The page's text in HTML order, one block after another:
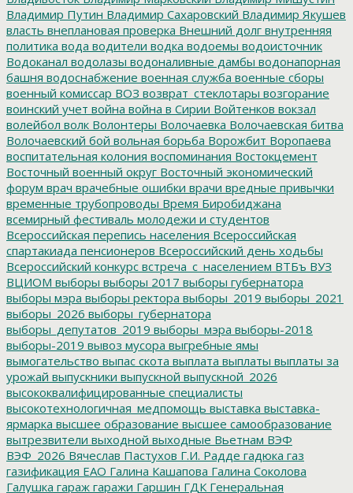
Владимир Путин Владимир Сахаровский Владимир Якушев
власть внеплановая проверка Внешний долг внутренняя
политика вода водители водка водоемы водоисточник
Водоканал водолазы водоналивные дамбы водонапорная
башня водоснабжение военная служба военные сборы
военный комиссар ВОЗ возврат_стеклотары возгорание
воинский учет война война в Сирии Войтенков вокзал
волейбол волк Волонтеры Волочаевка Волочаевская битва
Волочаевский бой вольная борьба Ворожбит Воропаева
воспитательная колония воспоминания Востокцемент
Восточный военный округ Восточный экономический
форум врач врачебные ошибки врачи вредные привычки
временные трубопроводы Время Биробиджана
всемирный фестиваль молодежи и студентов
Всероссийская перепись населения Всероссийская
спартакиада пенсионеров Всероссийский день ходьбы
Всероссийский конкурс встреча_с_населением ВТБъ ВУЗ
ВЦИОМ выборы выборы 2017 выборы губернатора
выборы мэра выборы ректора выборы_2019 выборы_2021
выборы_2026 выборы_губернатора
выборы_депутатов_2019 выборы_мэра выборы-2018
выборы-2019 вывоз мусора выгребные ямы
вымогательство выпас скота выплата выплаты выплаты за
урожай выпускники выпускной выпускной_2026
высококвалифицированные специалисты
высокотехнологичная_медпомощь выставка выставка-
ярмарка высшее образование высшее самообразование
вытрезвители выходной выходные Вьетнам ВЭФ
ВЭФ_2026 Вячеслав Пастухов Г.И. Радде гадюка газ
газификация ЕАО Галина Кашапова Галина Соколова
Галушка гараж гаражи Гаршин ГДК Генеральная